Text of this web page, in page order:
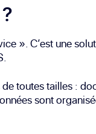
». C’est une
toutes tailles :
sont